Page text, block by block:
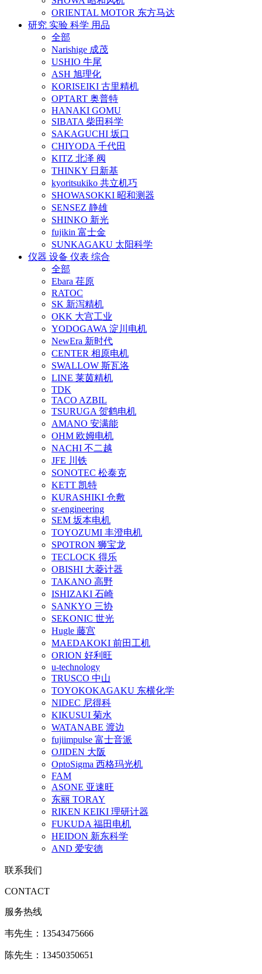
ORIENTAL MOTOR 东方马达
研究 实验 科学 用品
全部
Narishige 成茂
USHIO 牛尾
ASH 旭理化
KORISEIKI 古里精机
OPTART 奥普特
HANAKI GOMU
SIBATA 柴田科学
SAKAGUCHI 坂口
CHIYODA 千代田
KITZ 北泽 阀
THINKY 日新基
kyoritsukiko 共立机巧
SHOWASOKKI 昭和测器
SENSEZ 静雄
SHINKO 新光
fujikin 富士金
SUNKAGAKU 太阳科学
仪器 设备 仪表 综合
全部
Ebara 荏原
RATOC
SK 新泻精机
OKK 大宫工业
YODOGAWA 淀川电机
NewEra 新时代
CENTER 相原电机
SWALLOW 斯瓦洛
LINE 莱茵精机
TDK
TACO AZBIL
TSURUGA 贺鹤电机
AMANO 安满能
OHM 欧姆电机
NACHI 不二越
JFE 川铁
SONOTEC 松泰克
KETT 凯特
KURASHIKI 仓敷
sr-engineering
SEM 坂本电机
TOYOZUMI 丰澄电机
SPOTRON 狮宝龙
TECLOCK 得乐
OBISHI 大菱计器
TAKANO 高野
ISHIZAKI 石崎
SANKYO 三协
SEKONIC 世光
Hugle 藤宫
MAEDAKOKI 前田工机
ORION 好利旺
u-technology
TRUSCO 中山
TOYOKOKAGAKU 东横化学
NIDEC 尼得科
KIKUSUI 菊水
WATANABE 渡边
fujiimpulse 富士音派
OJIDEN 大阪
OptoSigma 西格玛光机
FAM
ASONE 亚速旺
东丽 TORAY
RIKEN KEIKI 理研计器
FUKUDA 福田电机
HEIDON 新东科学
AND 爱安德
联系我们
CONTACT
服务热线
韦先生：13543475666
陈先生：13450350651